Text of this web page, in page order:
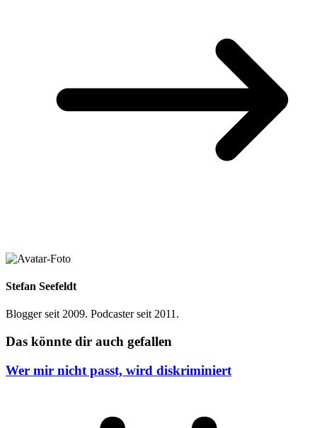
Stefan Seefeldt
Blogger seit 2009. Podcaster seit 2011.
Das könnte dir auch gefallen
Wer mir nicht passt, wird diskriminiert